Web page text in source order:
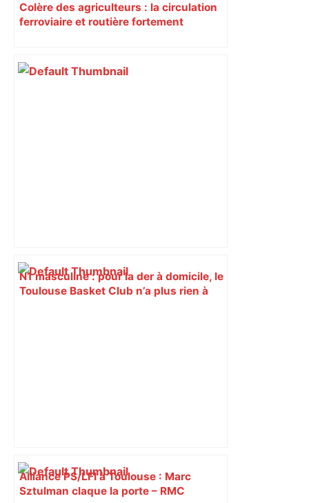
Colère des agriculteurs : la circulation
ferroviaire et routière fortement
N1 masculine : pour la der à domicile, le
Toulouse Basket Club n’a plus rien à
Alliance PS/LFI à Toulouse : Marc
Sztulman claque la porte – RMC